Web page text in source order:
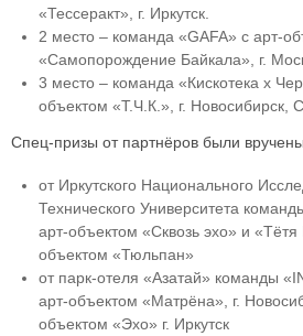
«Тессеракт», г. Иркутск.
2 место – команда «GAFA» с арт-
«Самопорождение Байкала», г.
3 место – команда «Кискотека х
объектом «Т.Ч.К.», г. Новосибирск,
Спец-призы от партнёров были
от Иркутского Национального
Технического Университета
арт-объектом «Сквозь эхо» и «Тётя
объектом «Тюльпан»
от парк-отеля «Азатай» команды
арт-объектом «Матрёна», г.
объектом «Эхо» г. Иркутск